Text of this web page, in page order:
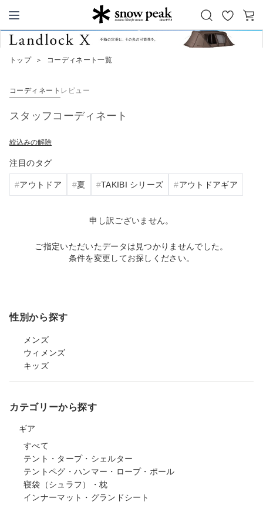
Snow Peak
お
気
カ
トップ ＞ コーディネート一覧
コーディネート レビュー
スタッフコーディネート
絞込みの解除
注目のタグ
アウトドア 夏 TAKIBI シリーズ アウトドアギア
申し訳ございません。
ご指定いただいたデータは見つかりませんでした。
条件を変更してお探しください。
性別から探す
メンズ
ウィメンズ
キッズ
カテゴリーから探す
ギア
すべて
テント・タープ・シェルター
テントペグ・ハンマー・ロープ・ポール
寝袋（シュラフ）・枕
インナーマット・グランドシート